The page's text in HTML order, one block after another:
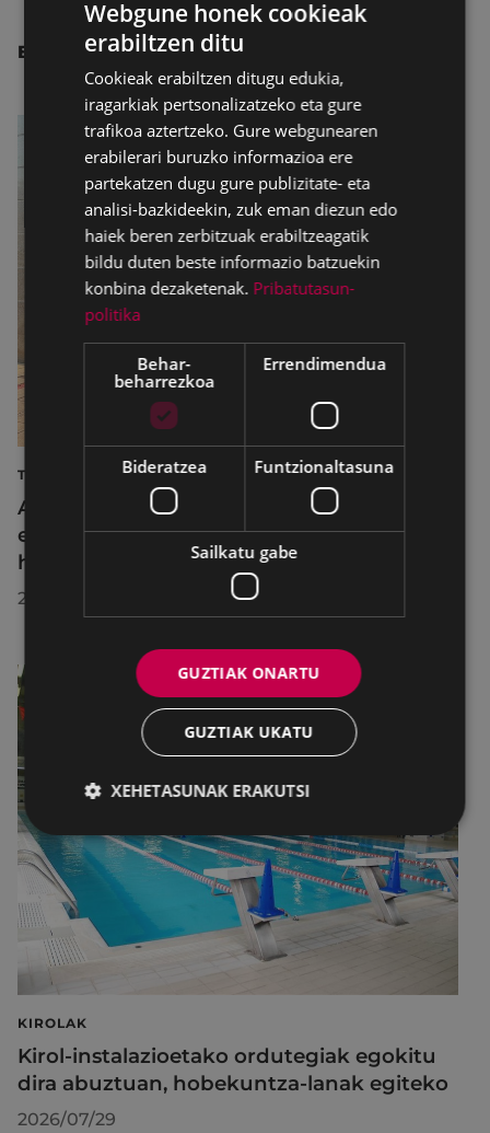
BESTE ALBISTE BATZUK
TURISMOA
Azahara Dominguez diputatuak Eibarko
eraldaketa turistikoa nabarmendu du
herrira egin duen bisitan
2026/07/30
KIROLAK
Kirol-instalazioetako ordutegiak egokitu
dira abuztuan, hobekuntza-lanak egiteko
2026/07/29
Webgune honek cookieak
erabiltzen ditu
Cookieak erabiltzen ditugu edukia,
iragarkiak pertsonalizatzeko eta gure
trafikoa aztertzeko. Gure webgunearen
erabilerari buruzko informazioa ere
partekatzen dugu gure publizitate- eta
analisi-bazkideekin, zuk eman diezun edo
haiek beren zerbitzuak erabiltzeagatik
bildu duten beste informazio batzuekin
konbina dezaketenak. Pribatutasun-
politika
Behar-
beharrezkoa
Errendimendua
Bideratzea Funtzionaltasuna
Sailkatu gabe
GUZTIAK ONARTU
GUZTIAK UKATU
XEHETASUNAK ERAKUTSI